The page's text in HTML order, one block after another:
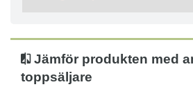
Jämför produkten med
toppsäljare